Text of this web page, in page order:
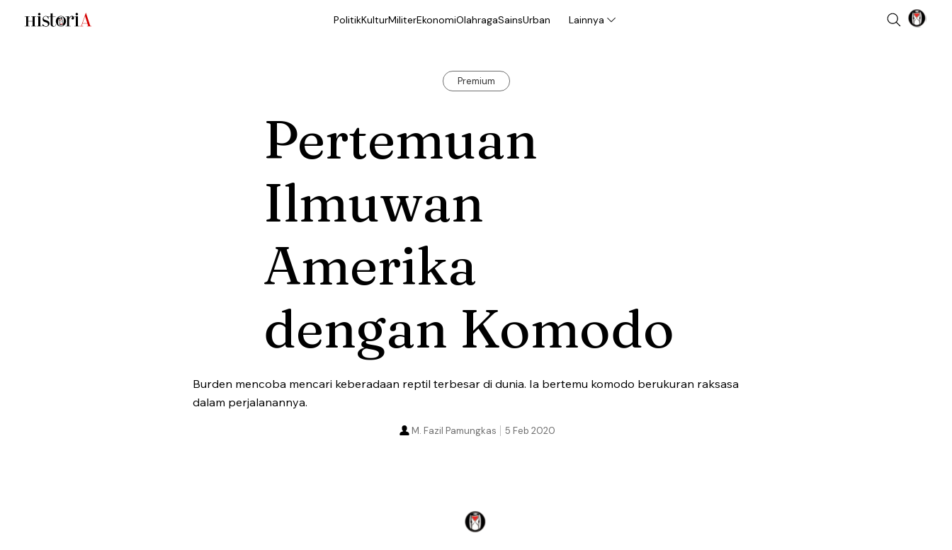
PolitikKulturMiliterEkonomiOlahragaSainsUrban Lainnya
Premium
Pertemuan
Ilmuwan
Amerika
dengan Komodo
Burden mencoba mencari keberadaan reptil terbesar di dunia. Ia bertemu komodo berukuran raksasa
dalam perjalanannya.
5 Feb 2020
M. Fazil Pamungkas